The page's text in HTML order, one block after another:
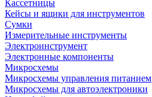
Кассетницы
Кейсы и ящики для инструментов
Сумки
Измерительные инструменты
Электроинструмент
Электронные компоненты
Микросхемы
Микросхемы управления питанием
Микросхемы для автоэлектроники